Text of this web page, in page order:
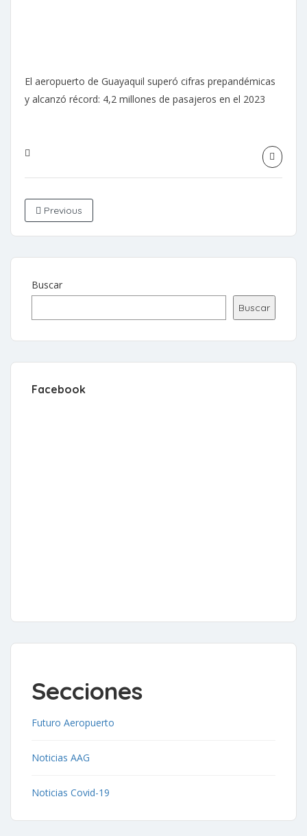
El aeropuerto de Guayaquil superó cifras prepandémicas
y alcanzó récord: 4,2 millones de pasajeros en el 2023
Previous
Buscar
Buscar
Facebook
Secciones
Futuro Aeropuerto
Noticias AAG
Noticias Covid-19